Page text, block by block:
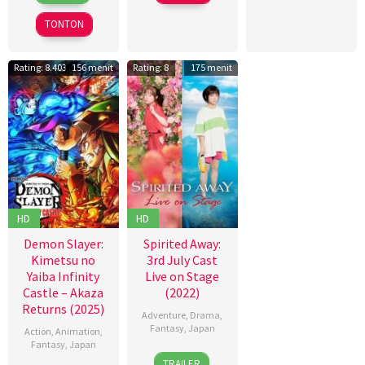
2025
TONTON
Nurul
Ravika
Rating: 8.403 156 menit
HD
Demon Slayer:
Kimetsu no
Yaiba Infinity
Castle – Akaza
Returns (2025)
Action Animation
Fantasy, Japan
Rating: 8 175 menit
HD
Spirited Away:
3rd July Cast
Live on Stage
(2022)
Adventure Drama
Fantasy, Japan
23
John